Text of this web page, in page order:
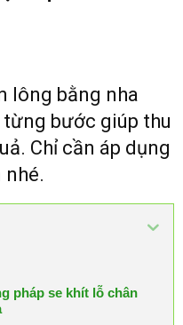
lông bằng nha
bước giúp thu
Chỉ cần áp dụng
nhé.
pháp se khít lỗ chân